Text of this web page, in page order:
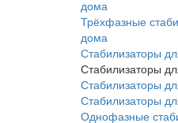
дома
Трёхфазные
дома
Стабилизаторы
Стабилизаторы
Стабилизаторы
Стабилизаторы
Однофазные